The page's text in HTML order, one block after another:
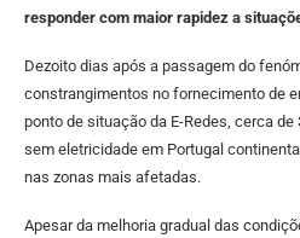
responder com maior rapidez a
Dezoito dias após a passagem do
constrangimentos no fornecimento de
ponto de situação da E-Redes, cerca
sem eletricidade em Portugal
nas zonas mais afetadas.
Apesar da melhoria gradual das